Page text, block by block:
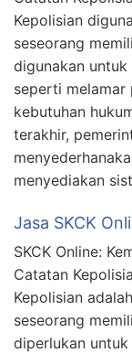
Kepolisian
seseorang
digunakan
seperti melamar
kebutuhan
terakhir,
menyediakan
Jasa SKCK
SKCK Online:
Catatan
Kepolisian
seseorang
diperlukan